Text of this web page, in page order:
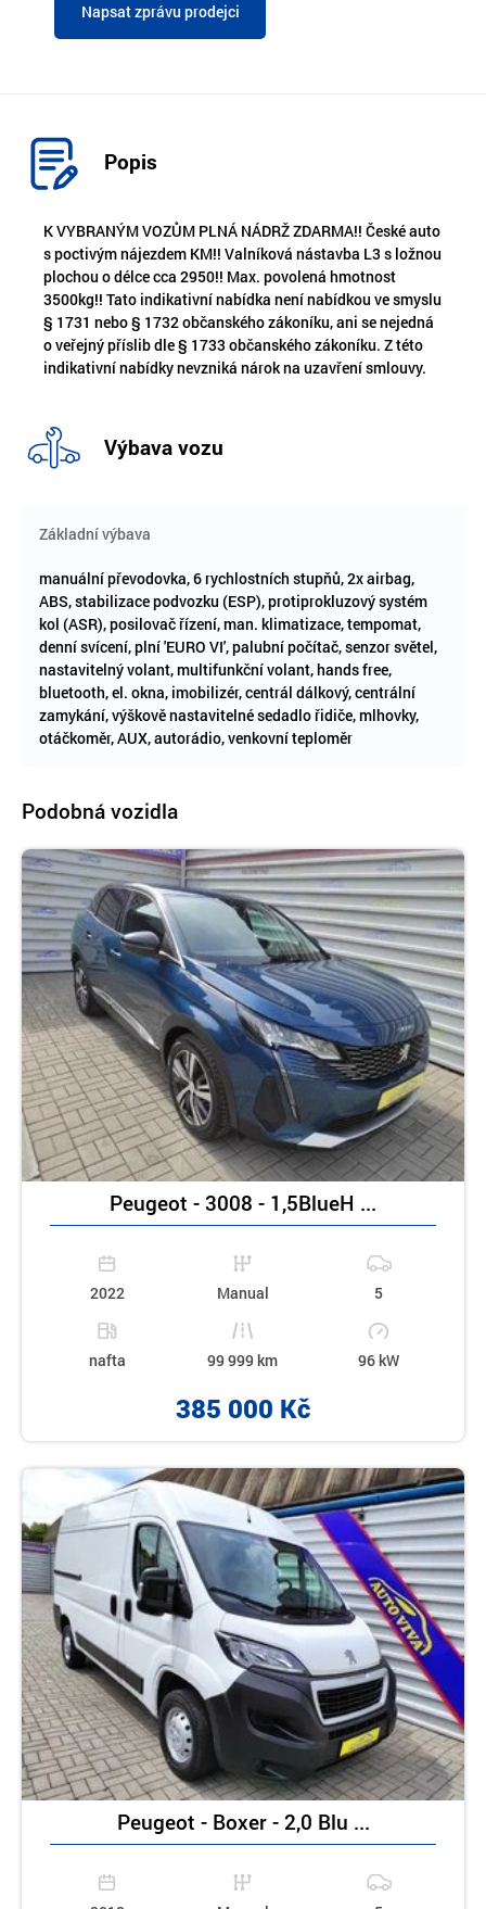
Napsat zprávu prodejci
Popis
K VYBRANÝM VOZŮM PLNÁ NÁDRŽ ZDARMA!! České auto
s poctivým nájezdem KM!! Valníková nástavba L3 s ložnou
plochou o délce cca 2950!! Max. povolená hmotnost
3500kg!! Tato indikativní nabídka není nabídkou ve smyslu
§ 1731 nebo § 1732 občanského zákoníku, ani se nejedná
o veřejný příslib dle § 1733 občanského zákoníku. Z této
indikativní nabídky nevzniká nárok na uzavření smlouvy.
Výbava vozu
Základní výbava
manuální převodovka, 6 rychlostních stupňů, 2x airbag,
ABS, stabilizace podvozku (ESP), protiprokluzový systém
kol (ASR), posilovač řízení, man. klimatizace, tempomat,
denní svícení, plní 'EURO VI', palubní počítač, senzor světel,
nastavitelný volant, multifunkční volant, hands free,
bluetooth, el. okna, imobilizér, centrál dálkový, centrální
zamykání, výškově nastavitelné sedadlo řidiče, mlhovky,
otáčkoměr, AUX, autorádio, venkovní teploměr
Podobná vozidla
Peugeot - 3008 - 1,5BlueH ...
2022 Manual 5
nafta 99 999 km 96 kW
385 000 Kč
Peugeot - Boxer - 2,0 Blu ...